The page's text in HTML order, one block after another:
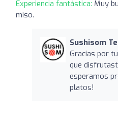
Experiencia fantástica: Muy
miso.
Sushisom
Gracias por
que
esperamos
platos!